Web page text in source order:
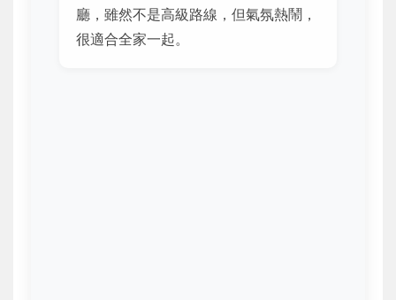
廳，雖然不是高級路線，但氣氛熱鬧，
很適合全家一起。